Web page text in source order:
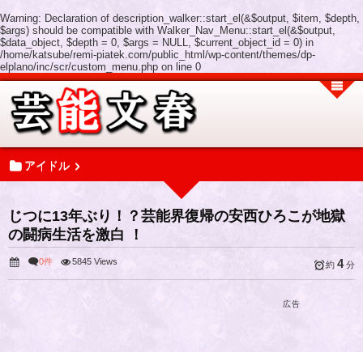
Warning: Declaration of description_walker::start_el(&$output, $item, $depth,
$args) should be compatible with Walker_Nav_Menu::start_el(&$output,
$data_object, $depth = 0, $args = NULL, $current_object_id = 0) in
/home/katsube/remi-piatek.com/public_html/wp-content/themes/dp-
elplano/inc/scr/custom_menu.php on line 0
アイドル
じつに13年ぶり！？芸能界復帰の安西ひろこが地獄
の闘病生活を激白 ！
0件 5845 Views 約 4分
広告